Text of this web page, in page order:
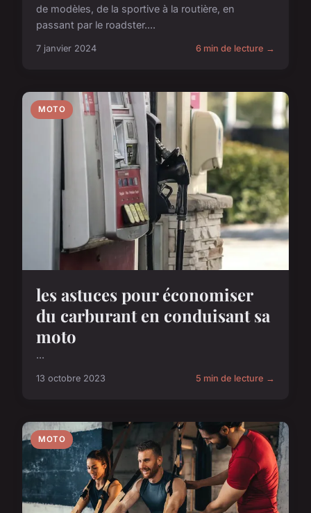
de modèles, de la sportive à la routière, en
passant par le roadster....
7 janvier 2024 6 min de lecture →
MOTO
les astuces pour économiser
du carburant en conduisant sa
moto
...
13 octobre 2023 5 min de lecture →
MOTO